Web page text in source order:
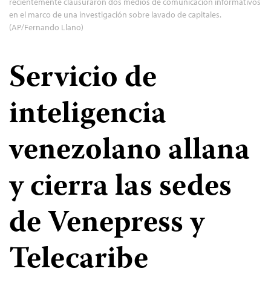
en el marco de una investigación sobre lavado de capitales.
(AP/Fernando Llano)
Servicio de
inteligencia
venezolano allana
y cierra las sedes
de Venepress y
Telecaribe